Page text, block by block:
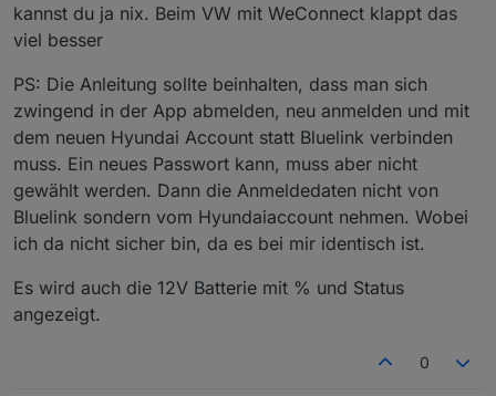
kannst du ja nix. Beim VW mit WeConnect klappt das
viel besser
PS: Die Anleitung sollte beinhalten, dass man sich
zwingend in der App abmelden, neu anmelden und mit
dem neuen Hyundai Account statt Bluelink verbinden
muss. Ein neues Passwort kann, muss aber nicht
gewählt werden. Dann die Anmeldedaten nicht von
Bluelink sondern vom Hyundaiaccount nehmen. Wobei
ich da nicht sicher bin, da es bei mir identisch ist.
Es wird auch die 12V Batterie mit % und Status
angezeigt.
0